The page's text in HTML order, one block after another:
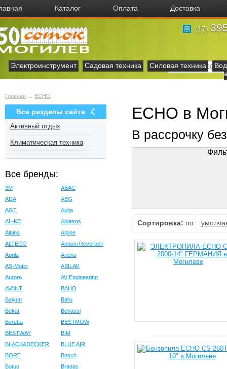
Каталог Оплата Доставка
(17)
Электроинструмент Садовая техника Силовая техника
Главная → ECHO
Все разделы сайта
Активный отдых
Климатическая техника
Все бренды:
3M
ABAC
ADA
AEG
AGT
Akita
AL-KO
Albatros
Alpina
Alpine
ALTECO
Annovi Reverberi
Aprila
Ariens
AS-Motor
ASILAK
Aurora
AV Engineering
AVANT
BAHO
Baiyun
Ballu
Bekar
Benassi
Beretta
BESTMOW
BESTWAY
BIM
BLACK&DECKER
BLUE AIR
BORT
Bosch
Botuo
Bradas
ECHO в
В рассрочку
Сортировка: по